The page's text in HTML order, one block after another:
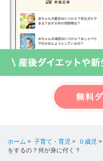
ホーム > 子育て・育児 > ０歳児 >
をするの？何が身に付く？